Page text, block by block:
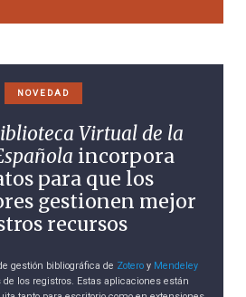
NOVEDAD
Virtual de la
incorpora
para que los
gestionen mejor
recursos
gestión bibliográfica de Zoteroy Mendeley
los registros. Estas aplicaciones están